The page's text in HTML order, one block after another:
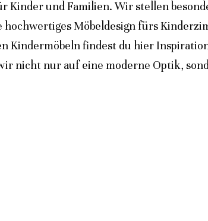
Kinder und Familien. Wir stellen
Möbeldesign fürs
Kindermöbeln findest du hier
nicht nur auf eine moderne Optik,